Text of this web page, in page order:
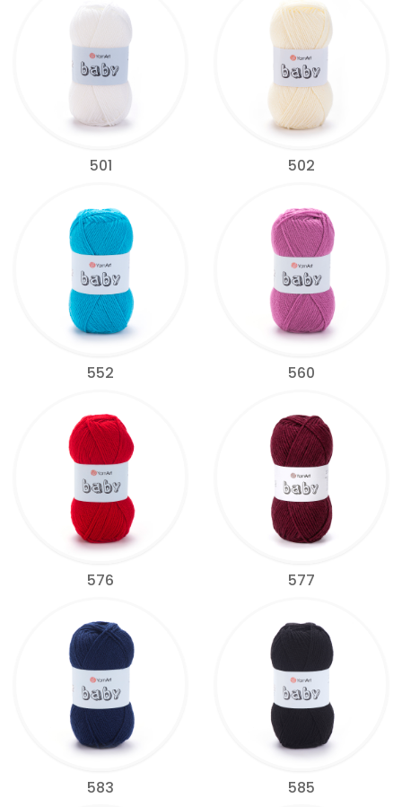
501 502
552 560
576 577
583 585